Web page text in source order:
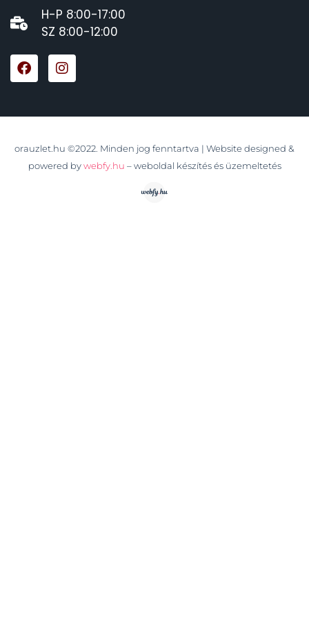
H-P 8:00-17:00
SZ 8:00-12:00
orauzlet.hu ©2022. Minden jog fenntartva | Website designed &
powered by webfy.hu – weboldal készítés és üzemeltetés